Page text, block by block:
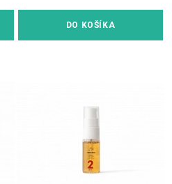
DO KOŠÍKA